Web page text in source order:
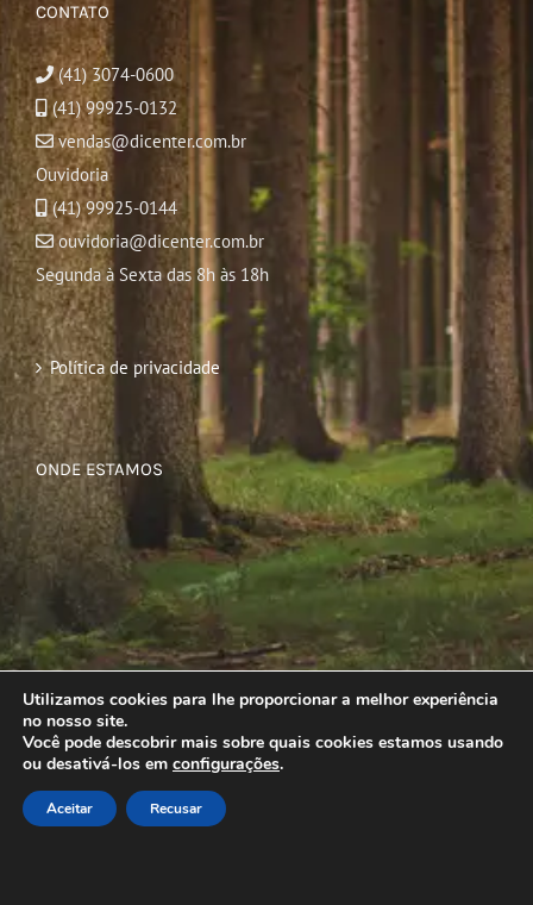
CONTATO
(41) 3074-0600
(41) 99925-0132
vendas@dicenter.com.br
Ouvidoria
(41) 99925-0144
ouvidoria@dicenter.com.br
Segunda à Sexta das 8h às 18h
Política de privacidade
ONDE ESTAMOS
Utilizamos cookies para lhe proporcionar a melhor experiência
no nosso site.
Você pode descobrir mais sobre quais cookies estamos usando
ou desativá-los em configurações.
Aceitar Recusar